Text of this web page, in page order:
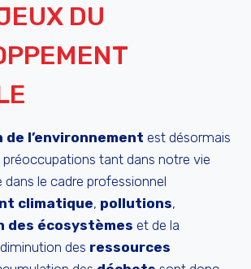
DU
l’environnement est désormais
tant dans notre vie
le cadre professionnel
climatique, pollutions,
écosystèmes et de la
des ressources